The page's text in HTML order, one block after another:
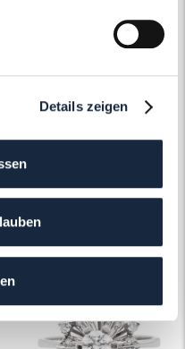
Details zeigen
gefallen!